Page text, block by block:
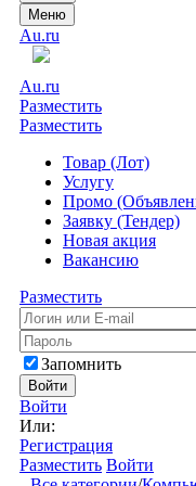
Меню
Au.ru
Au.ru
Разместить
Разместить
Товар (Лот)
Услугу
Промо
Заявку (Тендер)
Новая акция
Вакансию
Разместить
Запомнить
Войти
Войти
Или:
Регистрация
Разместить Войти